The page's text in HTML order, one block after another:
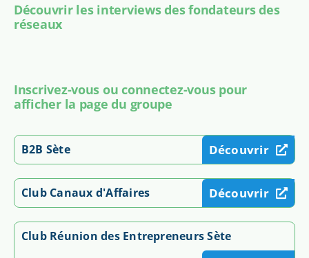
Découvrir les interviews des fondateurs des
réseaux
Inscrivez-vous ou connectez-vous pour
afficher la page du groupe
B2B Sète Découvrir
Club Canaux d'Affaires Découvrir
Club Réunion des Entrepreneurs Sète